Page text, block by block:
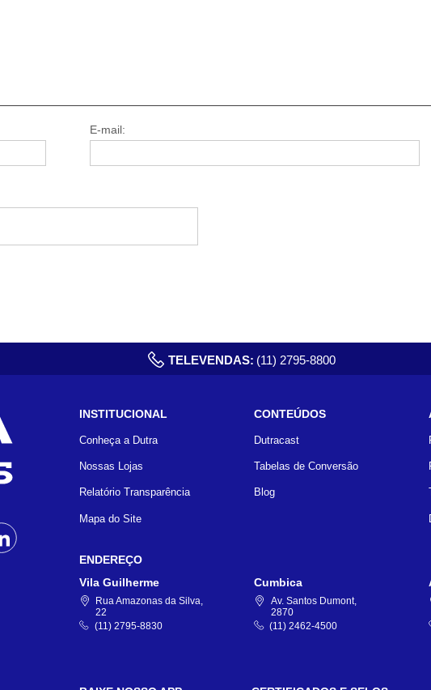
E-mail:
TELEVENDAS: (11) 2795-8800
INSTITUCIONAL
Conheça a Dutra
Nossas Lojas
Relatório Transparência
Mapa do Site
CONTEÚDOS
Dutracast
Tabelas de Conversão
Blog
ENDEREÇO
Vila Guilherme
Rua Amazonas da Silva,
22
(11) 2795-8830
Cumbica
Av. Santos Dumont,
2870
(11) 2462-4500